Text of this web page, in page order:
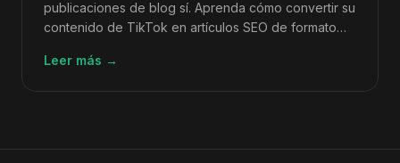
publicaciones de blog sí. Aprenda cómo convertir su
contenido de TikTok en artículos SEO de formato
Leer más →